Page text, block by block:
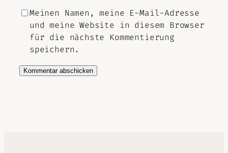
Meinen Namen, meine E-Mail-Adresse
und meine Website in diesem Browser
für die nächste Kommentierung
speichern.